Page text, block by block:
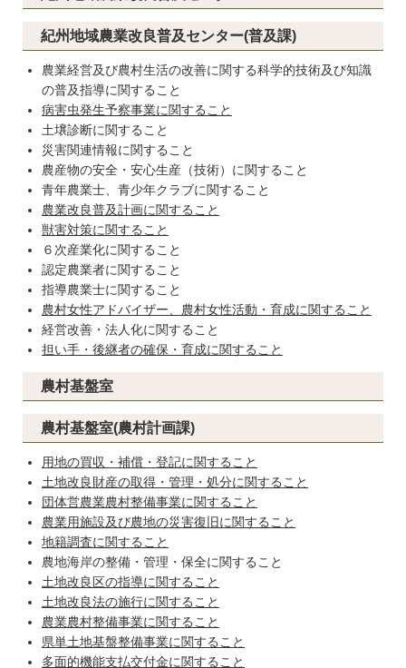
紀州地域農業改良普及センター(普及課)
農業経営及び農村生活の改善に関する科学的技術及び知識
の普及指導に関すること
病害虫発生予察事業に関すること
土壌診断に関すること
災害関連情報に関すること
農産物の安全・安心生産（技術）に関すること
青年農業士、青少年クラブに関すること
農業改良普及計画に関すること
獣害対策に関すること
６次産業化に関すること
認定農業者に関すること
指導農業士に関すること
農村女性アドバイザー、農村女性活動・育成に関すること
経営改善・法人化に関すること
担い手・後継者の確保・育成に関すること
農村基盤室
農村基盤室(農村計画課)
用地の買収・補償・登記に関すること
土地改良財産の取得・管理・処分に関すること
団体営農業農村整備事業に関すること
農業用施設及び農地の災害復旧に関すること
地籍調査に関すること
農地海岸の整備・管理・保全に関すること
土地改良区の指導に関すること
土地改良法の施行に関すること
農業農村整備事業に関すること
県単土地基盤整備事業に関すること
多面的機能支払交付金に関すること